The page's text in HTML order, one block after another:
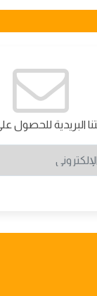
البريدية للحصول